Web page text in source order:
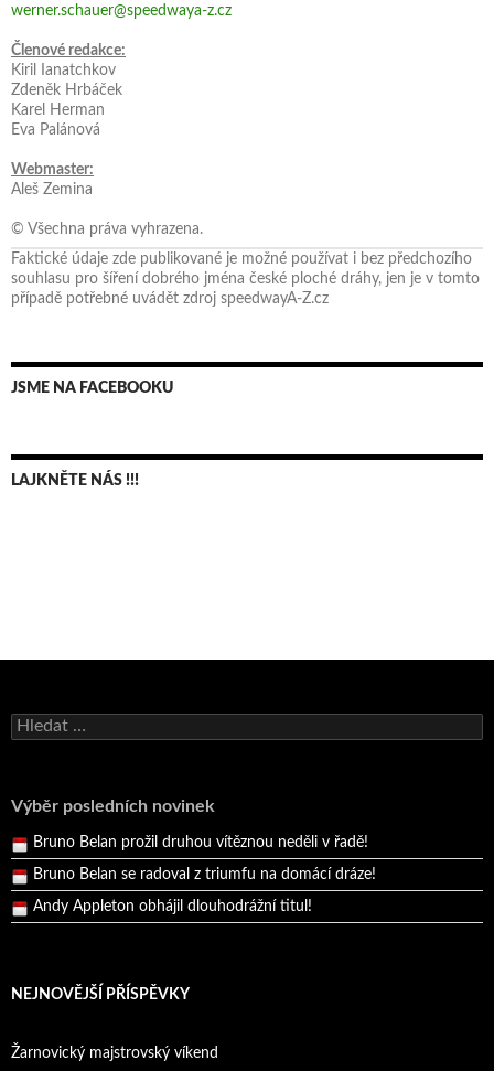
werner.schauer@speedwaya-z.cz
Členové redakce:
Kiril Ianatchkov
Zdeněk Hrbáček
Karel Herman
Eva Palánová
Webmaster:
Aleš Zemina
© Všechna práva vyhrazena.
Faktické údaje zde publikované je možné používat i bez předchozího
souhlasu pro šíření dobrého jména české ploché dráhy, jen je v tomto
případě potřebné uvádět zdroj speedwayA-Z.cz
JSME NA FACEBOOKU
LAJKNĚTE NÁS !!!
Vyhledávání
Výběr posledních novinek
Andy Appleton obhájil dlouhodrážní titul!
Bruno Belan prožil druhou vítěznou neděli v řadě!
Bruno Belan se radoval z triumfu na domácí dráze!
Andy Appleton obhájil dlouhodrážní titul!
Reprezentační dvojice brala český titul!
NEJNOVĚJŠÍ PŘÍSPĚVKY
Žarnovický majstrovský víkend